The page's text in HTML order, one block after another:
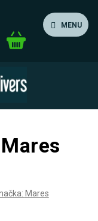
MENU
Nákupní
Mares